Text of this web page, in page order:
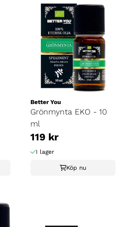
Better You
Grönmynta EKO - 10
ml
119 kr
I lager
Köp nu